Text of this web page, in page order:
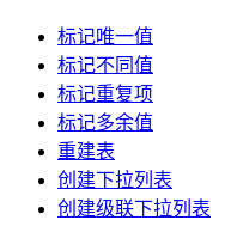
标记唯一值
标记不同值
标记重复项
标记多余值
重建表
创建下拉列表
创建级联下拉列表